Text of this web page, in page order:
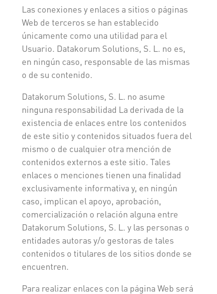
Las conexiones y enlaces a sitios o páginas
Web de terceros se han establecido
únicamente como una utilidad para el
Usuario. Datakorum Solutions, S. L. no es,
en ningún caso, responsable de las mismas
o de su contenido.
Datakorum Solutions, S. L. no asume
ninguna responsabilidad La derivada de la
existencia de enlaces entre los contenidos
de este sitio y contenidos situados fuera del
mismo o de cualquier otra mención de
contenidos externos a este sitio. Tales
enlaces o menciones tienen una finalidad
exclusivamente informativa y, en ningún
caso, implican el apoyo, aprobación,
comercialización o relación alguna entre
Datakorum Solutions, S. L. y las personas o
entidades autoras y/o gestoras de tales
contenidos o titulares de los sitios donde se
encuentren.
Para realizar enlaces con la página Web será